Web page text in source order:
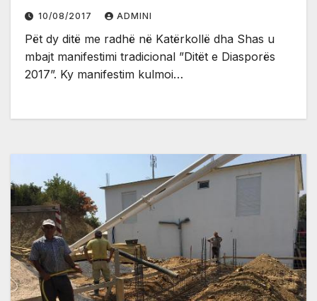
10/08/2017 ADMINI
Pët dy ditë me radhë në Katërkollë dha Shas u
mbajt manifestimi tradicional ”Ditët e Diasporës
2017”. Ky manifestim kulmoi…